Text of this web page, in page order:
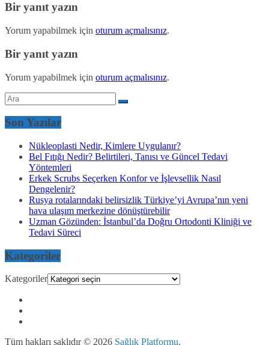
Bir yanıt yazın
Yorum yapabilmek için oturum açmalısınız.
Bir yanıt yazın
Yorum yapabilmek için oturum açmalısınız.
Son Yazılar
Nükleoplasti Nedir, Kimlere Uygulanır?
Bel Fıtığı Nedir? Belirtileri, Tanısı ve Güncel Tedavi
Yöntemleri
Erkek Scrubs Seçerken Konfor ve İşlevsellik Nasıl
Dengelenir?
Rusya rotalarındaki belirsizlik Türkiye’yi Avrupa’nın yeni
hava ulaşım merkezine dönüştürebilir
Uzman Gözünden: İstanbul’da Doğru Ortodonti Kliniği ve
Tedavi Süreci
Kategoriler
Kategoriler
Tüm hakları saklıdır © 2026 Sağlık Platformu.